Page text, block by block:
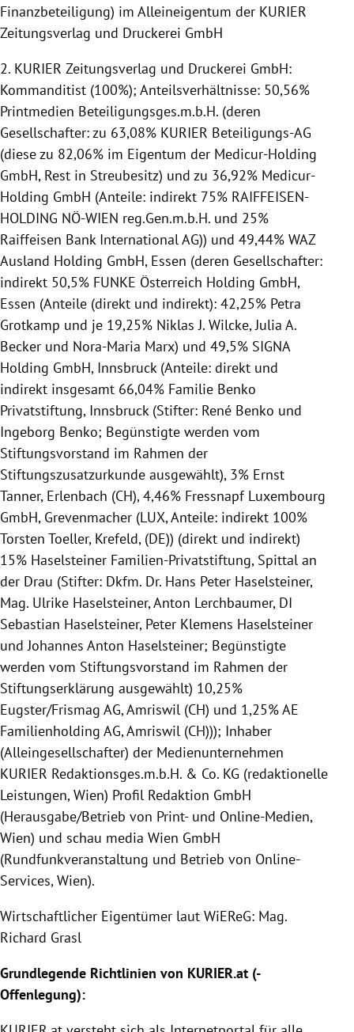
Finanzbeteiligung) im Alleineigentum der KURIER
Zeitungsverlag und Druckerei GmbH
2. KURIER Zeitungsverlag und Druckerei GmbH:
Kommanditist (100%); Anteilsverhältnisse: 50,56%
Printmedien Beteiligungsges.m.b.H. (deren
Gesellschafter: zu 63,08% KURIER Beteiligungs-AG
(diese zu 82,06% im Eigentum der Medicur-Holding
GmbH, Rest in Streubesitz) und zu 36,92% Medicur-
Holding GmbH (Anteile: indirekt 75% RAIFFEISEN-
HOLDING NÖ-WIEN reg.Gen.m.b.H. und 25%
Raiffeisen Bank International AG)) und 49,44% WAZ
Ausland Holding GmbH, Essen (deren Gesellschafter:
indirekt 50,5% FUNKE Österreich Holding GmbH,
Essen (Anteile (direkt und indirekt): 42,25% Petra
Grotkamp und je 19,25% Niklas J. Wilcke, Julia A.
Becker und Nora-Maria Marx) und 49,5% SIGNA
Holding GmbH, Innsbruck (Anteile: direkt und
indirekt insgesamt 66,04% Familie Benko
Privatstiftung, Innsbruck (Stifter: René Benko und
Ingeborg Benko; Begünstigte werden vom
Stiftungsvorstand im Rahmen der
Stiftungszusatzurkunde ausgewählt), 3% Ernst
Tanner, Erlenbach (CH), 4,46% Fressnapf Luxembourg
GmbH, Grevenmacher (LUX, Anteile: indirekt 100%
Torsten Toeller, Krefeld, (DE)) (direkt und indirekt)
15% Haselsteiner Familien-Privatstiftung, Spittal an
der Drau (Stifter: Dkfm. Dr. Hans Peter Haselsteiner,
Mag. Ulrike Haselsteiner, Anton Lerchbaumer, DI
Sebastian Haselsteiner, Peter Klemens Haselsteiner
und Johannes Anton Haselsteiner; Begünstigte
werden vom Stiftungsvorstand im Rahmen der
Stiftungserklärung ausgewählt) 10,25%
Eugster/Frismag AG, Amriswil (CH) und 1,25% AE
Familienholding AG, Amriswil (CH))); Inhaber
(Alleingesellschafter) der Medienunternehmen
KURIER Redaktionsges.m.b.H. & Co. KG (redaktionelle
Leistungen, Wien) Profil Redaktion GmbH
(Herausgabe/Betrieb von Print- und Online-Medien,
Wien) und schau media Wien GmbH
(Rundfunkveranstaltung und Betrieb von Online-
Services, Wien).
Wirtschaftlicher Eigentümer laut WiEReG: Mag.
Richard Grasl
Grundlegende Richtlinien von KURIER.at (-
Offenlegung):